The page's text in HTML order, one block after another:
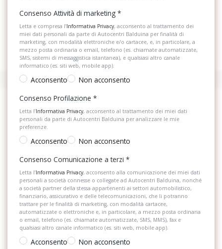
Consenso Attività di marketing *
Letta e compresa l’Informativa Privacy, acconsento al trattamento dei
miei dati personali da parte di Autocentri Balduina per finalità di
marketing, con modalità elettroniche e/o cartacee, e, in particolare, a
mezzo posta ordinaria o email, telefono (es. chiamate automatizzate,
SMS, sistemi di messaggistica istantanea), e qualsiasi altro canale
informatico (es. siti web, mobile app).
Acconsento
Non acconsento
Consenso Profilazione *
Letta l’Informativa Privacy, acconsento al trattamento dei miei dati
personali da parte di Autocentri Balduina per analizzare le mie
preferenze.
Acconsento
Non acconsento
Consenso Comunicazione a terzi *
Letta l’Informativa Privacy, acconsento alla comunicazione dei miei dati
personali a società connesse o collegate ad Autocentri Balduina, nonché
a società partner della stessa appartenenti ai settori automobilistico,
finanziario, assicurativo e delle telecomunicazioni, che li potranno
trattare per le finalità di marketing, con modalità cartacee,
automatizzate o elettroniche e, in particolare, a mezzo posta ordinaria
o email, telefono (es. chiamate automatizzate, SMS, MMS), fax e
qualsiasi altro canale informatico (es. siti web, mobile app).
Acconsento Non acconsento